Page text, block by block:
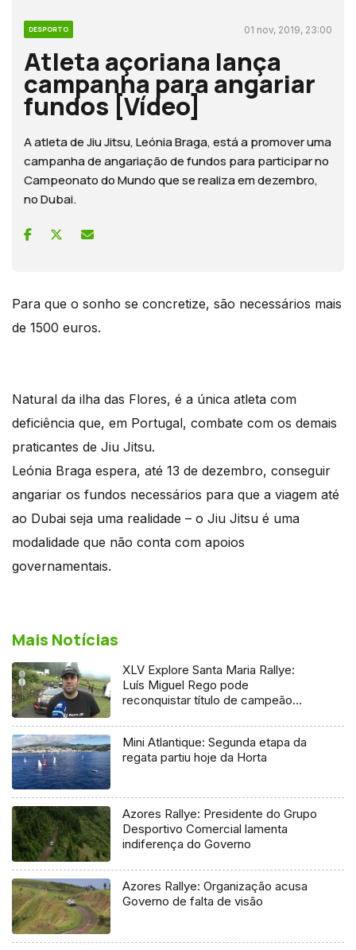
DESPORTO 01 nov, 2019, 23:00
Atleta açoriana lança
campanha para angariar
fundos [Vídeo]
A atleta de Jiu Jitsu, Leónia Braga, está a promover uma
campanha de angariação de fundos para participar no
Campeonato do Mundo que se realiza em dezembro,
no Dubai.
Para que o sonho se concretize, são necessários mais
de 1500 euros.
Natural da ilha das Flores, é a única atleta com
deficiência que, em Portugal, combate com os demais
praticantes de Jiu Jitsu.
Leónia Braga espera, até 13 de dezembro, conseguir
angariar os fundos necessários para que a viagem até
ao Dubai seja uma realidade – o Jiu Jitsu é uma
modalidade que não conta com apoios
governamentais.
Mais Notícias
XLV Explore Santa Maria Rallye:
Luís Miguel Rego pode
reconquistar título de campeão
Mini Atlantique: Segunda etapa da
regata partiu hoje da Horta
Azores Rallye: Presidente do Grupo
Desportivo Comercial lamenta
indiferença do Governo
Azores Rallye: Organização acusa
Governo de falta de visão